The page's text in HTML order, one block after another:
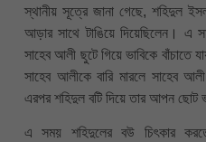
স্থানীয় সূত্রে জানা গেছে, শহিদুল
আড়ার সাথে টাঙিয়ে দিয়েছিলেন। এ
সাহেব আলী ছুটে গিয়ে ভাবিকে বাঁচাতে
সাহেব আলীকে বারি মারলে সাহেব
এরপর শহিদুল বটি দিয়ে তার আপন ছোট
এ সময় শহিদুলের বউ চিৎকার